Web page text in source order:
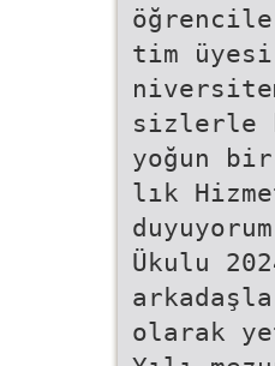
tim
sizlerle
yoğun
lık
Ükulu
olarak